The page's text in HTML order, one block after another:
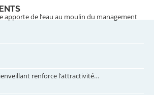
apporte de l’eau au moulin du management
renforce l’attractivité…